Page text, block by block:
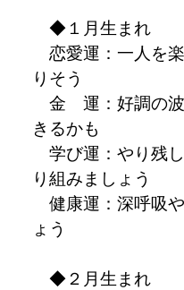
◆１月生まれ
恋愛運：一人を
りそう
金 運：好調の波
きるかも
学び運：やり残
り組みましょう
健康運：深呼吸
ょう
◆２月生まれ